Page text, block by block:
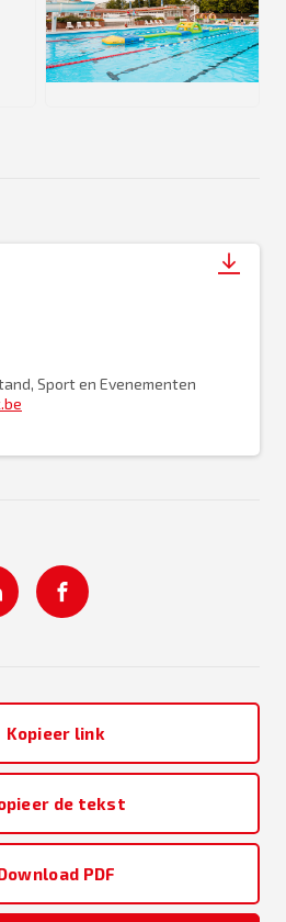
JPG
Sport en Evenementen
Kopieer link
de tekst
PDF